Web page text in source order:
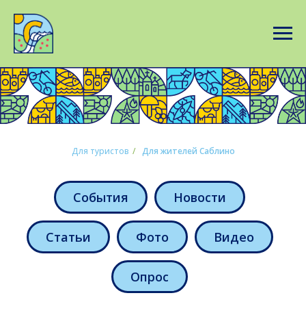
Для туристов / Для жителей Саблино
События Новости
Статьи Фото Видео
Опрос